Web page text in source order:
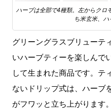
ハーブは全部で4種類。左からクロ
ち米玄米、ハ
グリーングラスブリューテ
いハーブティーを楽しんで
して生まれた商品です。テ
ないドリップ式は、ハーブ
がフワッと立ち上がります